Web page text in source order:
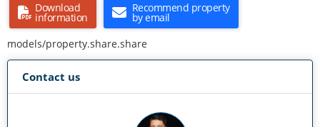
Download
information
Recommend property
by email
models/property.share.share
Contact us